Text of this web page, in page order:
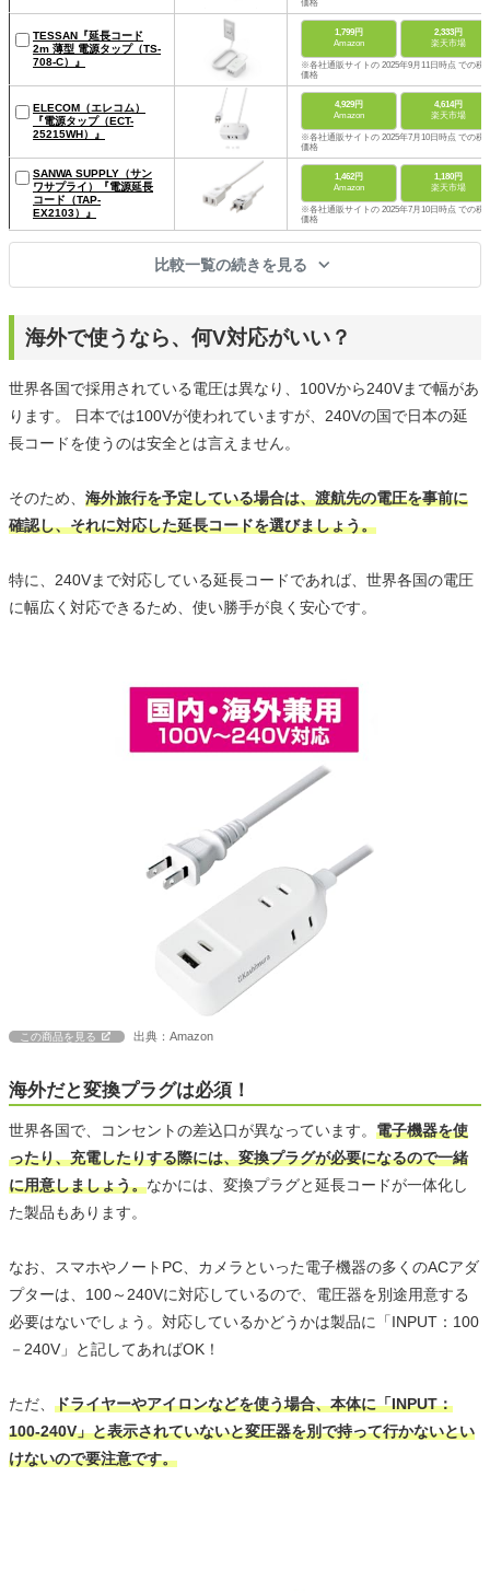
価格
TESSAN『延長コード
2m 薄型 電源タップ（TS-
708-C）』
1,799円
Amazon
2,333円
楽天市場
※各社通販サイトの 2025年9月11日時点 での税
価格
ELECOM（エレコム）
『電源タップ（ECT-
25215WH）』
4,929円
Amazon
4,614円
楽天市場
※各社通販サイトの 2025年7月10日時点 での税
価格
SANWA SUPPLY（サン
ワサプライ）『電源延長
コード（TAP-
EX2103）』
1,462円
Amazon
1,180円
楽天市場
※各社通販サイトの 2025年7月10日時点 での税
価格
比較一覧の続きを見る
海外で使うなら、何V対応がいい？
世界各国で採用されている電圧は異なり、100Vから240Vまで幅があ
ります。 日本では100Vが使われていますが、240Vの国で日本の延
長コードを使うのは安全とは言えません。
そのため、 海外旅行を予定している場合は、渡航先の電圧を事前に
確認し、それに対応した延長コードを選びましょう。
特に、240Vまで対応している延長コードであれば、世界各国の電圧
に幅広く対応できるため、使い勝手が良く安心です。
この商品を見る 出典：Amazon
海外だと変換プラグは必須！
世界各国で、コンセントの差込口が異なっています。 電子機器を使
ったり、充電したりする際には、変換プラグが必要になるので一緒
に用意しましょう。なかには、変換プラグと延長コードが一体化し
た製品もあります。
なお、スマホやノートPC、カメラといった電子機器の多くのACアダ
プターは、100～240Vに対応しているので、電圧器を別途用意する
必要はないでしょう。対応しているかどうかは製品に「INPUT：100
－240V」と記してあればOK！
ただ、 ドライヤーやアイロンなどを使う場合、本体に「INPUT：
100-240V」と表示されていないと変圧器を別で持って行かないとい
けないので要注意です。